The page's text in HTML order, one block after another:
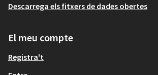
Descarrega els fitxers de dades obertes
El meu compte
Registra't